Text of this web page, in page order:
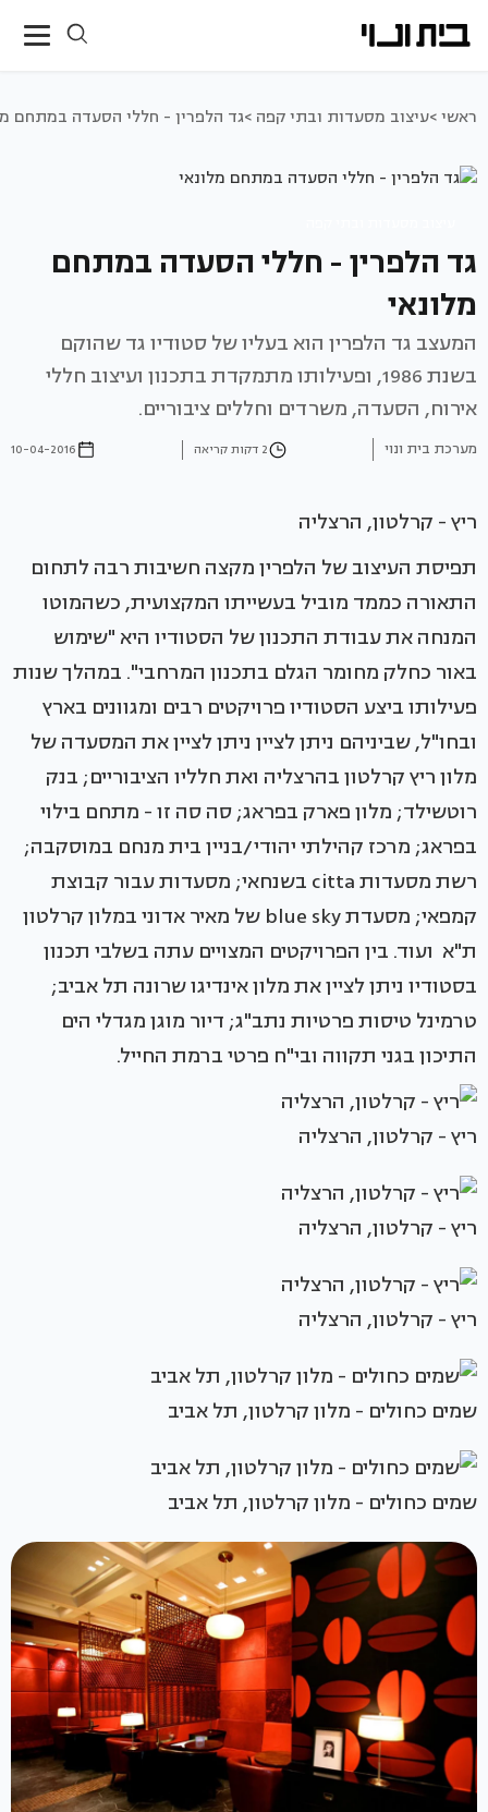
ראשי >עיצוב מסעדות ובתי קפה >גד הלפרין - חללי הסעדה במתחם
גד הלפרין - חללי הסעדה במתחם
מלונאי
המעצב גד הלפרין הוא בעליו של סטודיו גד שהוקם
בשנת 1986, ופעילותו מתמקדת בתכנון ועיצוב חללי
אירוח, הסעדה, משרדים וחללים ציבוריים.
מערכת בית ונוי 2 דקות קריאה 10-04-2016
ריץ - קרלטון, הרצליה
תפיסת העיצוב של הלפרין מקצה חשיבות רבה לתחום
התאורה כממד מוביל בעשייתו המקצועית, כשהמוטו
המנחה את עבודת התכנון של הסטודיו היא "שימוש
באור כחלק מחומר הגלם בתכנון המרחבי". במהלך שנות
פעילותו ביצע הסטודיו פרויקטים רבים ומגוונים בארץ
ובחו"ל, שביניהם ניתן לציין ניתן לציין את המסעדה של
מלון ריץ קרלטון בהרצליה ואת חלליו הציבוריים; בנק
רוטשילד; מלון פארק בפראג; סה סה זו - מתחם בילוי
בפראג; מרכז קהילתי יהודי/בניין בית מנחם במוסקבה;
רשת מסעדות citta בשנחאי; מסעדות עבור קבוצת
קמפאי; מסעדת blue sky של מאיר אדוני במלון קרלטון
ת"א ועוד. בין הפרויקטים המצויים עתה בשלבי תכנון
בסטודיו ניתן לציין את מלון אינדיגו שרונה תל אביב;
טרמינל טיסות פרטיות נתב"ג; דיור מוגן מגדלי הים
התיכון בגני תקווה ובי"ח פרטי ברמת החייל.
ריץ - קרלטון, הרצליה
ריץ - קרלטון, הרצליה
ריץ - קרלטון, הרצליה
שמים כחולים - מלון קרלטון, תל אביב
שמים כחולים - מלון קרלטון, תל אביב